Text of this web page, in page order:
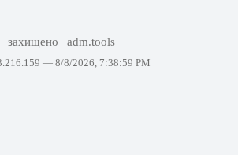
захищено adm.tools
— 8/8/2026, 7:38:59 PM